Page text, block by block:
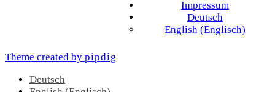
Impressum
Deutsch
English (Englisch)
Theme created by pipdig
Deutsch